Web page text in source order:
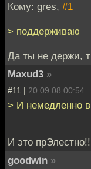
Кому: gres, #1
> поддерживаю
Да ты не держи,
Maxud3 »
#11 | 20.09.08 00:54
> И немедленно
И это
goodwin »